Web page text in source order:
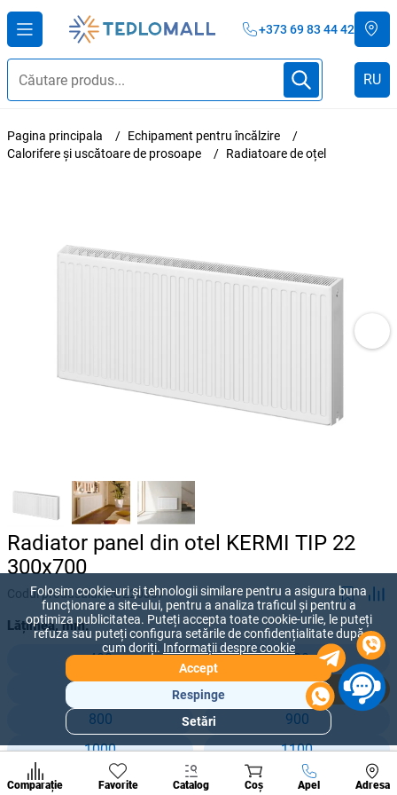
+373 69 83 44 42
RU
Pagina principala
Echipament pentru încălzire
Calorifere și uscătoare de prosoape
Radiatoare de oțel
Radiator panel din otel KERMI TIP 22
300x700
Codul produsului:KO220307
Lățimea, mm:
400
500
700
800
900
1000
1100
1200
1400
Comparație Favorite Catalog Coș Apel Adresa
A suna
populare
de
Folosim cookie-uri și tehnologii similare pentru a asigura buna
funcționare a site-ului, pentru a analiza traficul și pentru a
optimiza publicitatea. Puteți accepta toate cookie-urile, le puteți
refuza sau puteți configura setările de confidențialitate după
cum doriți. Informații despre cookie
Accept
Respinge
Setări